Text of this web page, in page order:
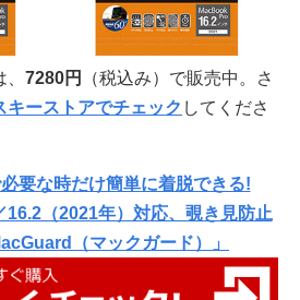
7280円
（税込み）で販売中。さ
キーストアでチェック してくださ
要な時だけ簡単に着脱できる!
（2021年）対応、覗き見防止
（マックガード）」